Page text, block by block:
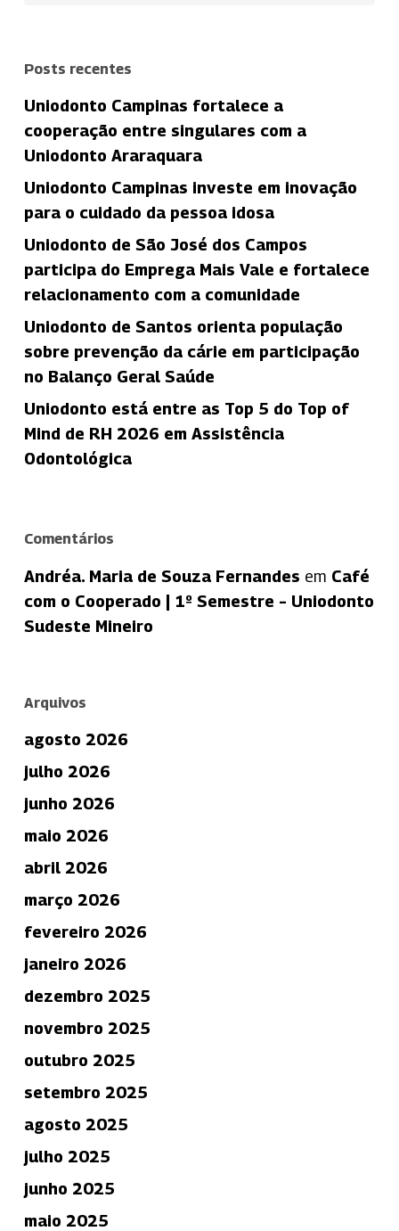
Posts recentes
Uniodonto Campinas fortalece a
cooperação entre singulares com a
Uniodonto Araraquara
Uniodonto Campinas investe em inovação
para o cuidado da pessoa idosa
Uniodonto de São José dos Campos
participa do Emprega Mais Vale e fortalece
relacionamento com a comunidade
Uniodonto de Santos orienta população
sobre prevenção da cárie em participação
no Balanço Geral Saúde
Uniodonto está entre as Top 5 do Top of
Mind de RH 2026 em Assistência
Odontológica
Comentários
Andréa. Maria de Souza Fernandes em Café
com o Cooperado | 1º Semestre – Uniodonto
Sudeste Mineiro
Arquivos
agosto 2026
julho 2026
junho 2026
maio 2026
abril 2026
março 2026
fevereiro 2026
janeiro 2026
dezembro 2025
novembro 2025
outubro 2025
setembro 2025
agosto 2025
julho 2025
junho 2025
maio 2025